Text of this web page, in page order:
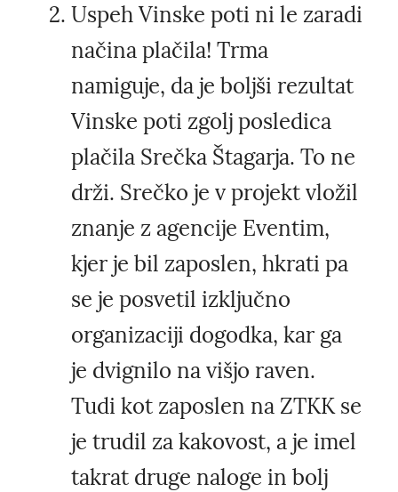
Uspeh Vinske poti ni le zaradi
načina plačila! Trma
namiguje, da je boljši rezultat
Vinske poti zgolj posledica
plačila Srečka Štagarja. To ne
drži. Srečko je v projekt vložil
znanje z agencije Eventim,
kjer je bil zaposlen, hkrati pa
se je posvetil izključno
organizaciji dogodka, kar ga
je dvignilo na višjo raven.
Tudi kot zaposlen na ZTKK se
je trudil za kakovost, a je imel
takrat druge naloge in bolj